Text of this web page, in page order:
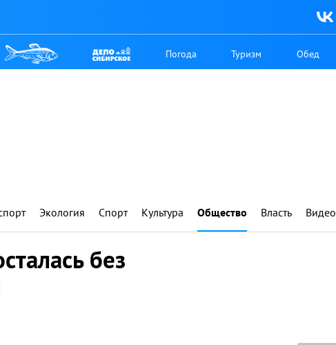
Погода Туризм Обед
Экология Спорт Культура Общество Власть Видео
без